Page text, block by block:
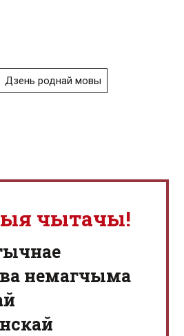
Дзень роднай мовы
чытачы!
немагчыма